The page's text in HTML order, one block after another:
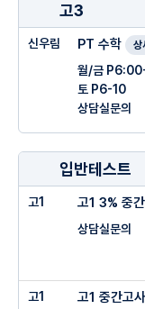
★ 수업시간(3시간/4시간)
★ 개인별 약점 보완 및 선행
★ 수학적 능력과 학습 습관
○ 냉철한 학생 분석을 통한
○ PT 수업 장점을 살린 개
○ SNS를 통한 학생 무한관
고3
신우림 PT 수학 상
월/금
토 P6-10
상담실문의
★ 학생에게 필요한 맞춤 소
★ 수업시간(3시간/4시간)
★ 개인별 약점 보완 및 선행
★ 수학적 능력과 학습 습관
○ 주요 심화개념을 명확하
입반테스트
고1 고1 3% 중
상담실문의
서유택T 3% 연합
고1 고1 중간고